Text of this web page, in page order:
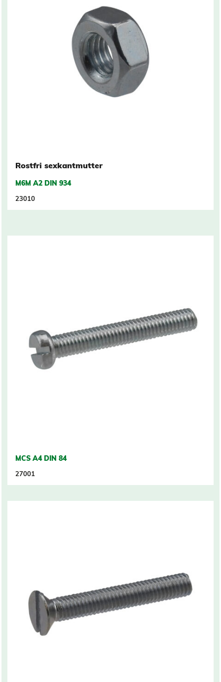
Rostfri sexkantmutter
M6M A2 DIN 934
23010
MCS A4 DIN 84
27001